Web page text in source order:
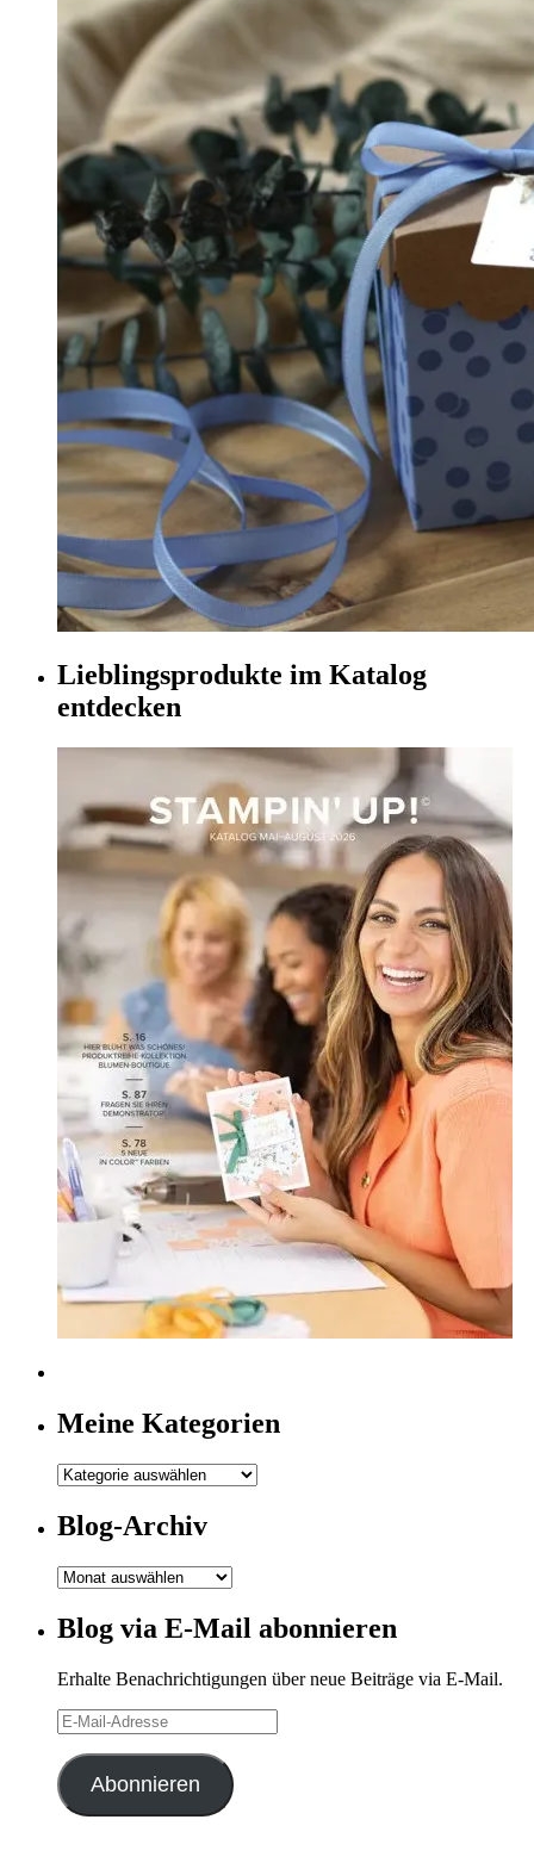
Lieblingsprodukte im Katalog
entdecken
Meine Kategorien
Meine
Blog-Archiv
Blog-
Blog via E-Mail abonnieren
Erhalte Benachrichtigungen über neue Beiträge via E-Mail.
E-
Mail-
Adresse
Abonnieren